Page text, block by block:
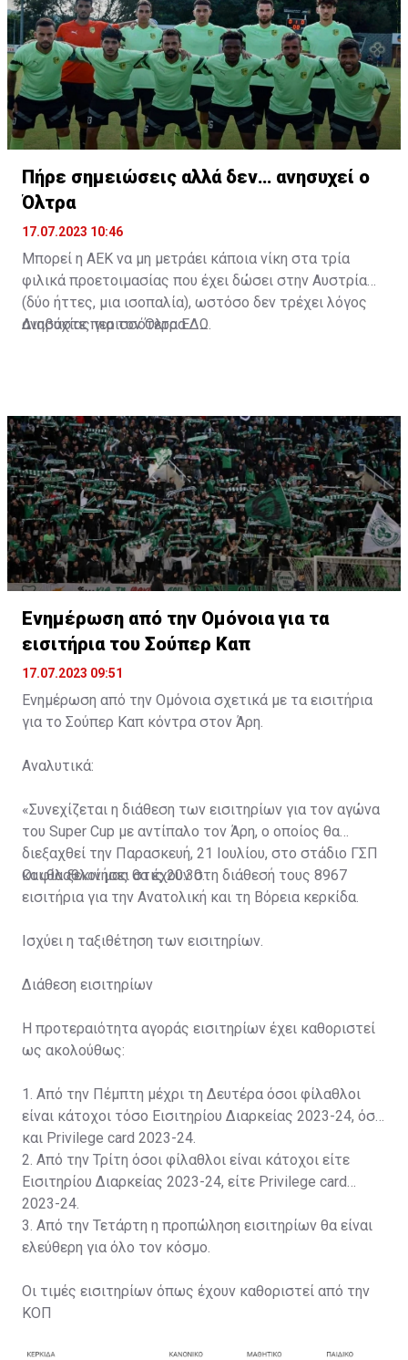
Πήρε σημειώσεις αλλά δεν… ανησυχεί ο
Όλτρα
17.07.2023 10:46
Μπορεί η ΑΕΚ να μη μετράει κάποια νίκη στα τρία
φιλικά προετοιμασίας που έχει δώσει στην Αυστρία
(δύο ήττες, μια ισοπαλία), ωστόσο δεν τρέχει λόγος
ανησυχίας για τον Όλτρα.
Διαβάστε περισσότεραΕΔΩ
Ενημέρωση από την Ομόνοια για τα
εισιτήρια του Σούπερ Καπ
17.07.2023 09:51
Ενημέρωση από την Ομόνοια σχετικά με τα εισιτήρια
για το Σούπερ Καπ κόντρα στον Άρη.
Αναλυτικά:
«Συνεχίζεται η διάθεση των εισιτηρίων για τον αγώνα
του Super Cup με αντίπαλο τον Άρη, ο οποίος θα
διεξαχθεί την Παρασκευή, 21 Ιουλίου, στο στάδιο ΓΣΠ
και θα ξεκινήσει στις 20:30.
Οι φίλαθλοί μας θα έχουν στη διάθεσή τους 8967
εισιτήρια για την Ανατολική και τη Βόρεια κερκίδα.
Ισχύει η ταξιθέτηση των εισιτηρίων.
Διάθεση εισιτηρίων
Η προτεραιότητα αγοράς εισιτηρίων έχει καθοριστεί
ως ακολούθως:
1. Από την Πέμπτη μέχρι τη Δευτέρα όσοι φίλαθλοι
είναι κάτοχοι τόσο Εισιτηρίου Διαρκείας 2023-24, όσο
και Privilege card 2023-24.
2. Από την Τρίτη όσοι φίλαθλοι είναι κάτοχοι είτε
Εισιτηρίου Διαρκείας 2023-24, είτε Privilege card
2023-24.
3. Από την Τετάρτη η προπώληση εισιτηρίων θα είναι
ελεύθερη για όλο τον κόσμο.
Οι τιμές εισιτηρίων όπως έχουν καθοριστεί από την
ΚΟΠ